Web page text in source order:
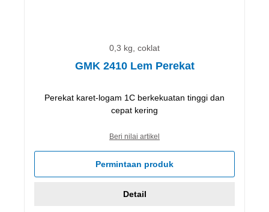
0,3 kg, coklat
GMK 2410 Lem Perekat
Perekat karet-logam 1C berkekuatan tinggi dan
cepat kering
Beri nilai artikel
Permintaan produk
Detail